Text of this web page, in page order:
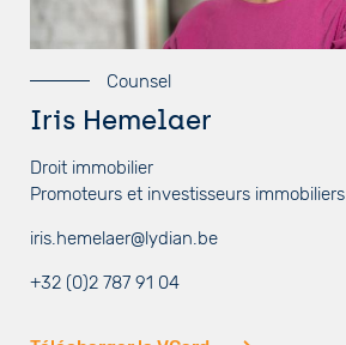
Counsel
Iris Hemelaer
Droit immobilier
Promoteurs et investisseurs immobiliers
iris.hemelaer@lydian.be
+32 (0)2 787 91 04